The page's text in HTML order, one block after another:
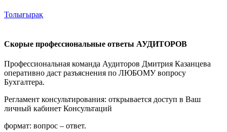
Толығырақ
Скорые профессиональные ответы АУДИТОРОВ
Профессиональная команда Аудиторов Дмитрия Казанцева
оперативно даст разъяснения по ЛЮБОМУ вопросу
Бухгалтера.
Регламент консультирования: открывается доступ в Ваш
личный кабинет Консультаций
формат: вопрос – ответ.